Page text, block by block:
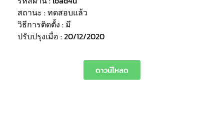
สถานะ : ทดสอบแล้ว
วิธีการติดตั้ง : มี
ปรับปรุงเมื่อ : 20/12/2020
ดาวน์โหลด